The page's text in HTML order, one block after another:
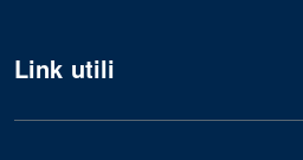
Link utili